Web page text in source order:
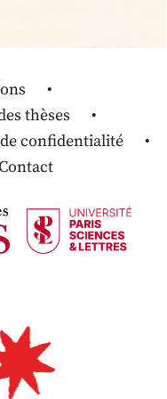
thèses
confidentialité